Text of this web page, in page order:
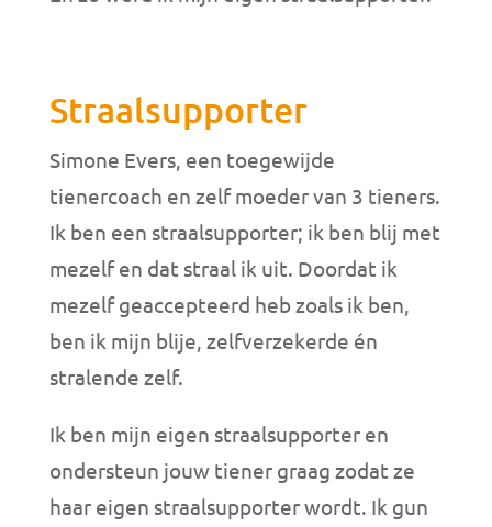
Straalsupporter
Simone Evers, een toegewijde
tienercoach en zelf moeder van 3 tieners.
Ik ben een straalsupporter; ik ben blij met
mezelf en dat straal ik uit. Doordat ik
mezelf geaccepteerd heb zoals ik ben,
ben ik mijn blije, zelfverzekerde én
stralende zelf.
Ik ben mijn eigen straalsupporter en
ondersteun jouw tiener graag zodat ze
haar eigen straalsupporter wordt. Ik gun